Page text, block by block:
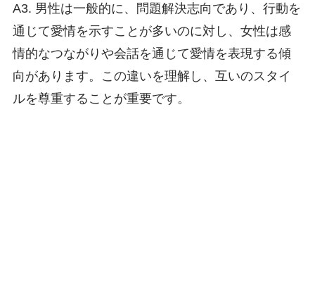
A3. 男性は一般的に、問題解決志向であり、行動を
通じて愛情を示すことが多いのに対し、女性は感
情的なつながりや会話を通じて愛情を表現する傾
向があります。この違いを理解し、互いのスタイ
ルを尊重することが重要です。